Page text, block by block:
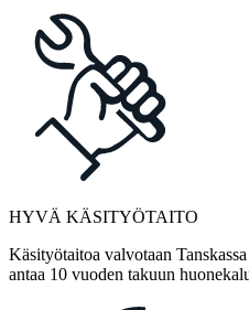
HYVÄ KÄSITYÖTAITO
Käsityötaitoa valvotaan
antaa 10 vuoden takuun